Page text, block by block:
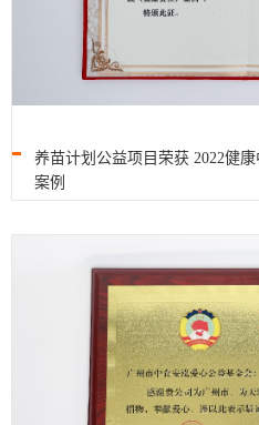
养苗计划公益项目荣获 2022健
案例